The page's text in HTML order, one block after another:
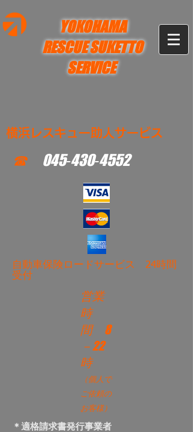
YOKOHAMA
RESCUE SUKETTO
SERVICE
横浜レスキュー助人サービス
☎ 045‐430‐4552
​自動車保険ロードサービス 24時間
受付
営業
時
間
8
－22
時
（個人で
ご依頼の
お客様）
＊適格請求書発行事業者